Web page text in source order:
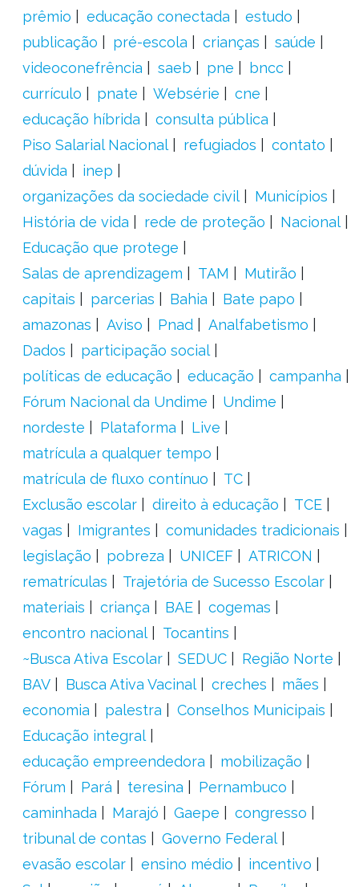
prêmio
educação conectada
estudo
publicação
pré-escola crianças
saúde
videoconefrência
saeb pne
bncc
currículo
pnate Websérie
cne
educação híbrida
consulta pública
Piso Salarial Nacional
refugiados
contato
dúvida
inep
organizações da sociedade civil
Municípios
História de vida
rede de proteção
Nacional
Educação que protege
Salas de aprendizagem
TAM
Mutirão
capitais
parcerias Bahia
Bate papo
amazonas
Aviso Pnad
Analfabetismo
Dados
participação social
políticas de educação
educação
campanha
Fórum Nacional da Undime
Undime
nordeste
Plataforma
Live
matrícula a qualquer tempo
matrícula de fluxo contínuo
TC
Exclusão escolar
direito à educação
TCE
vagas
Imigrantes
comunidades tradicionais
legislação
pobreza UNICEF
ATRICON
rematrículas
Trajetória de Sucesso Escolar
materiais
criança BAE
cogemas
encontro nacional
Tocantins
~Busca Ativa Escolar
SEDUC
Região Norte
BAV
Busca Ativa Vacinal creches
mães
economia
palestra
Conselhos Municipais
Educação integral
educação empreendedora
mobilização
Fórum
Pará teresina
Pernambuco
caminhada
Marajó Gaepe
congresso
tribunal de contas
Governo Federal
evasão escolar
ensino médio
incentivo